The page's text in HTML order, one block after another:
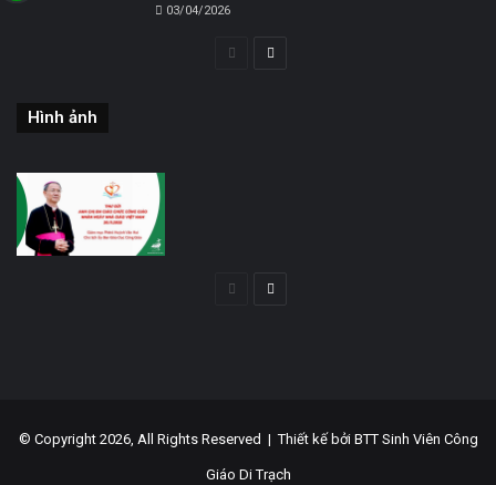
03/04/2026
Trang Trang
Hình ảnh
Trang Trang
© Copyright 2026, All Rights Reserved |Thiết kế bởi BTT Sinh Viên Công
Giáo Di Trạch